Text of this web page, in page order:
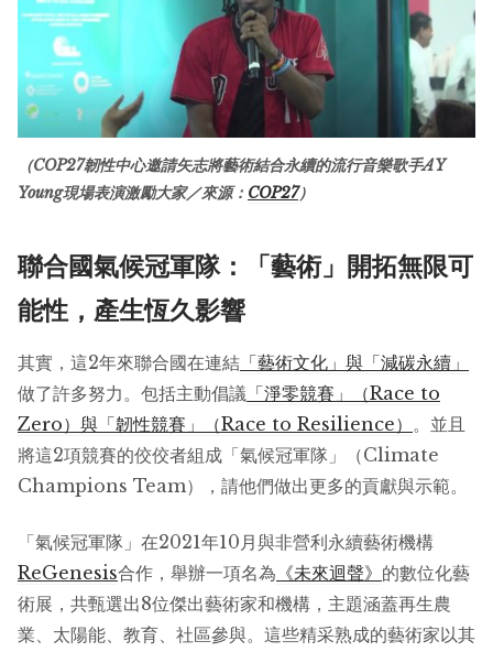
（COP27韌性中心邀請矢志將藝術結合永續的流行音樂歌手AY
Young現場表演激勵大家／來源： COP27）
聯合國氣候冠軍隊：「藝術」開拓無限可
能性，產生恆久影響
其實，這2年來聯合國在連結 「藝術文化」與「減碳永續」
做了許多努力。包括主動倡議 「淨零競賽」（Race to
Zero）與「韌性競賽」（Race to Resilience） 。並且
將這2項競賽的佼佼者組成「氣候冠軍隊」（Climate
Champions Team），請他們做出更多的貢獻與示範。
「氣候冠軍隊」在2021年10月與非營利永續藝術機構
ReGenesis合作，舉辦一項名為 《未來迴聲》 的數位化藝
術展，共甄選出8位傑出藝術家和機構，主題涵蓋再生農
業、太陽能、教育、社區參與。這些精采熟成的藝術家以其